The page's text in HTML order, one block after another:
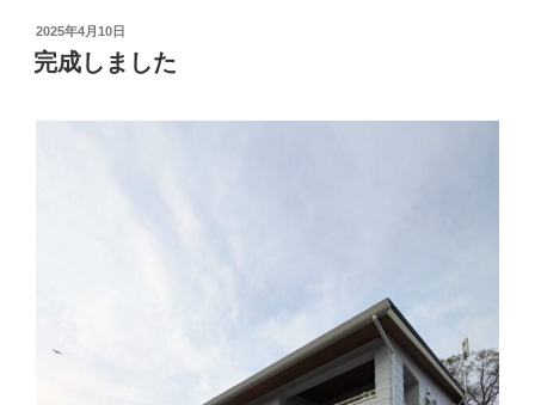
投
稿
日:
2025年4月10日
完成しました